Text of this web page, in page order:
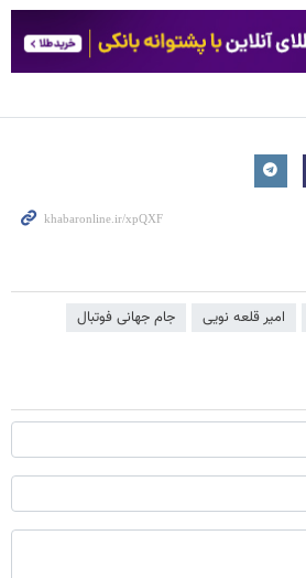
امیر قلعه نویی جام جهانی فوتبال